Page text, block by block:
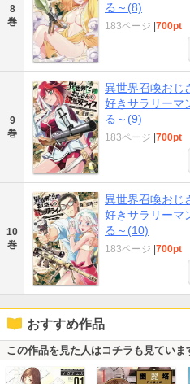
8
巻
る～(8)
183ページ 700pt
9
巻
異世界召喚おじ
好きサラリーマ
る～(9)
183ページ 700pt
10
巻
異世界召喚おじ
好きサラリーマ
る～(10)
183ページ 700pt
おすすめ作品
この作品を見た人はコチラも見ていま